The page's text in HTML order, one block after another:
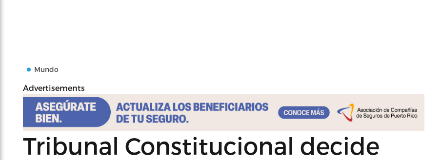
Mundo
Advertisements
Tribunal Constitucional decide